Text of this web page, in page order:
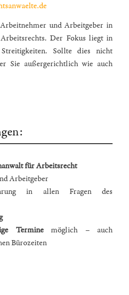
und Arbeitgeber in
Der Fokus liegt in
Sollte dies nicht
Sie außergerichtlich wie auch
für Arbeitsrecht
Arbeitgeber
in allen Fragen des
Terminemöglich – auch
Bürozeiten